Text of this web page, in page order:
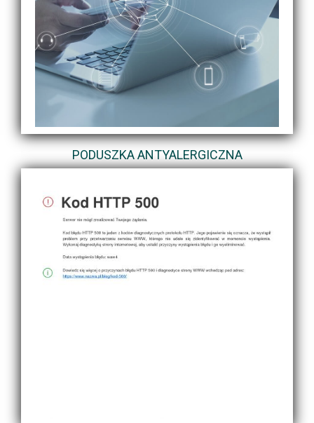
PODUSZKA ANTYALERGICZNA